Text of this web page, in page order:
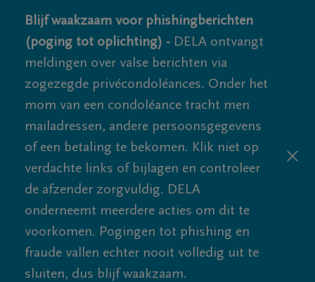
Blijf waakzaam voor phishingberichten
(poging tot oplichting) - DELA ontvangt
meldingen over valse berichten via
zogezegde privécondoléances. Onder het
mom van een condoléance tracht men
mailadressen, andere persoonsgegevens
of een betaling te bekomen. Klik niet op
verdachte links of bijlagen en controleer
de afzender zorgvuldig. DELA
onderneemt meerdere acties om dit te
voorkomen. Pogingen tot phishing en
fraude vallen echter nooit volledig uit te
sluiten, dus blijf waakzaam.